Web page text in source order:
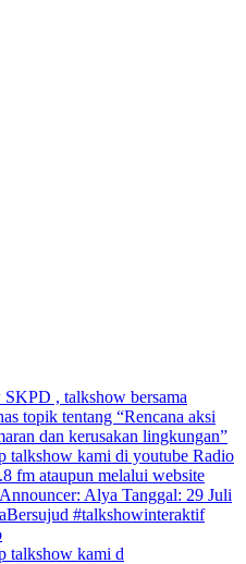
talkshow kami d